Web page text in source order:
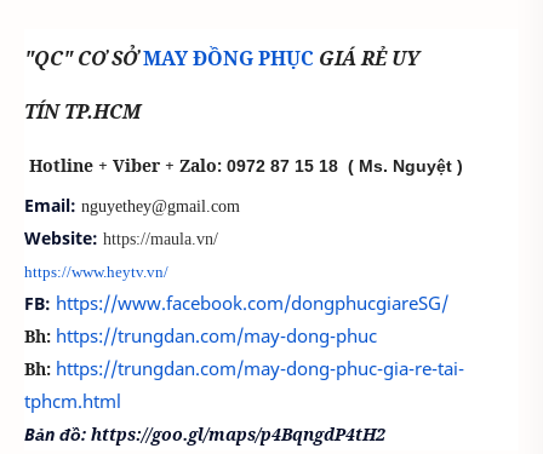
"QC" CƠ SỞMAY ĐỒNG PHỤC GIÁ RẺ UY
TÍN TP.HCM
Hotline + Viber + Zalo: 0972 87 15 18 ( Ms. Nguyệt )
Email: nguyethey@gmail.com
Website: https://maula.vn/
https://www.heytv.vn/
FB: https://www.facebook.com/dongphucgiareSG/
Bh: https://trungdan.com/may-dong-phuc
Bh: https://trungdan.com/may-dong-phuc-gia-re-tai-
tphcm.html
Bản đồ: https://goo.gl/maps/p4BqngdP4tH2